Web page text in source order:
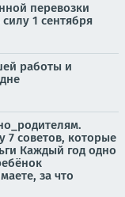
перевозки
1 сентября
работы и
советов, которые
Каждый год одно
за что